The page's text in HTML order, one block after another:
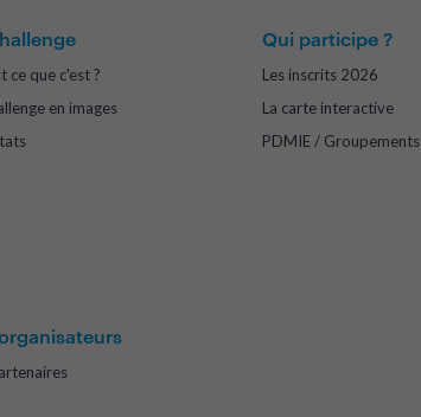
ce que c'est ?
en images
Qui participe ?
Les inscrits 2026
La carte interactive
PDMIE / Groupements